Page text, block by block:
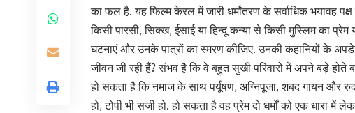
का फल है. यह फिल्म केरल में जारी धर्मांतरण के सर्वाधिक भयावह
किसी पारसी, सिक्ख, ईसाई या हिन्दू कन्या से किसी मुस्लिम का प्रेम
घटनाएं और उनके पात्रों का स्मरण कीजिए. उनकी कहानियों के
जीवन जी रही हैं? संभव है कि वे बहुत सुखी परिवारों में अपने बड़े होते
हो सकता है कि नमाज के साथ पर्यूषण, अग्निपूजा, शबद गायन और
हो, टोपी भी सजी हो. हो सकता है वह प्रेम दो धर्मों को एक धारा में